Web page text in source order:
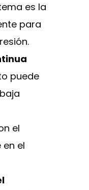
es la
para
puede
el
el